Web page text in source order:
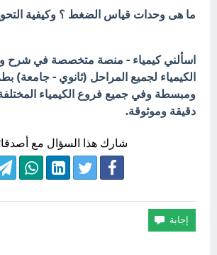
ما هى وحدات قياس الضغط ؟ وكيفية
اسألني كيمياء - منصة متخصصة في شرح
الكيمياء لجميع المراحل (ثانوي - جامعة)
ومبسطة وفي جميع فروع الكيمياء
دقيقة وموثوقة.
شارك هذا السؤال مع